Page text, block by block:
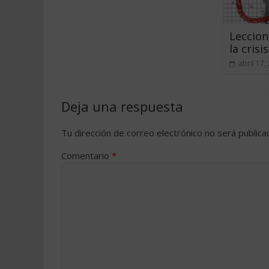
la crisis
abril 17,
Deja una respuesta
Tu dirección de correo electrónico no será
Comentario *